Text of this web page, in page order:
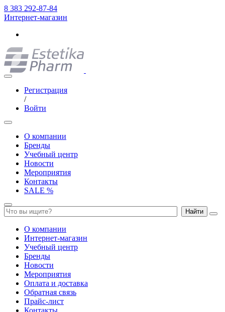
8 383 292-87-84
Интернет-магазин
Регистрация
/
Войти
О компании
Бренды
Учебный центр
Новости
Мероприятия
Контакты
SALE %
Найти
О компании
Интернет-магазин
Учебный центр
Бренды
Новости
Мероприятия
Оплата и доставка
Обратная связь
Прайс-лист
Контакты